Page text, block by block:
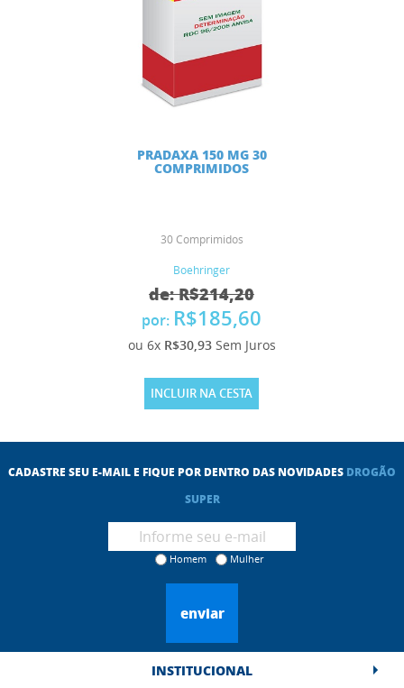
PRADAXA 150 MG 30
COMPRIMIDOS
30 Comprimidos
Boehringer
de: R$214,20
por: R$185,60
ou 6x R$30,93 Sem Juros
INCLUIR NA CESTA
CADASTRE SEU E-MAIL E FIQUE POR DENTRO DAS NOVIDADES DROGÃO
SUPER
Homem Mulher
enviar
INSTITUCIONAL